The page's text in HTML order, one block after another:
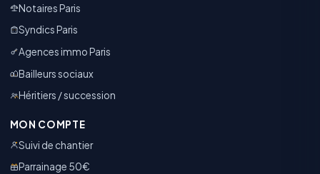
Notaires Paris
Syndics Paris
Agences immo Paris
Bailleurs sociaux
Héritiers / succession
MON COMPTE
Suivi de chantier
Parrainage 50€